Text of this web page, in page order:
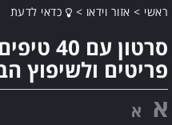
ראשי > אזור וידאו > כדאי לדעת
סרטון
פריטים ולשיפוץ
א א